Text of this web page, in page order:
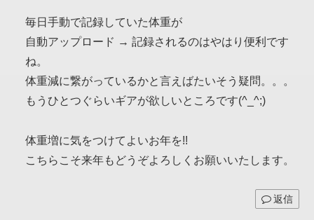
毎日手動で記録していた体重が
自動アップロード → 記録されるのはやはり便利です
ね。
体重減に繋がっているかと言えばたいそう疑問。。。
もうひとつぐらいギアが欲しいところです(^_^;)
体重増に気をつけてよいお年を!!
こちらこそ来年もどうぞよろしくお願いいたします。
返信